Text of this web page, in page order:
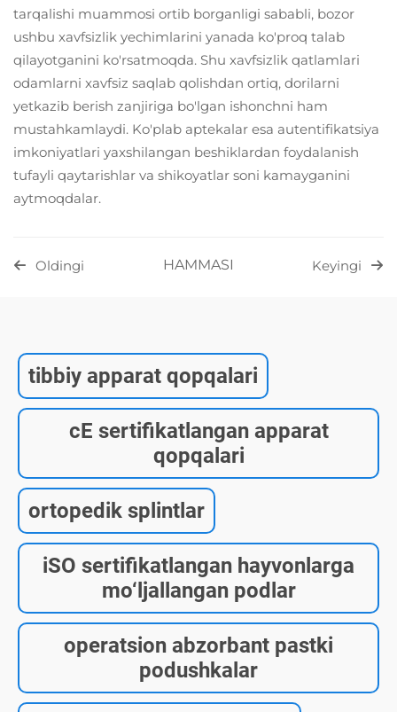
tarqalishi muammosi ortib borganligi sababli, bozor
ushbu xavfsizlik yechimlarini yanada ko'proq talab
qilayotganini ko'rsatmoqda. Shu xavfsizlik qatlamlari
odamlarni xavfsiz saqlab qolishdan ortiq, dorilarni
yetkazib berish zanjiriga bo'lgan ishonchni ham
mustahkamlaydi. Ko'plab aptekalar esa autentifikatsiya
imkoniyatlari yaxshilangan beshiklardan foydalanish
tufayli qaytarishlar va shikoyatlar soni kamayganini
aytmoqdalar.
Oldingi HAMMASI Keyingi
tibbiy apparat qopqalari
cE sertifikatlangan apparat
qopqalari
ortopedik splintlar
iSO sertifikatlangan hayvonlarga
mo‘ljallangan podlar
operatsion abzorbant pastki
podushkalar